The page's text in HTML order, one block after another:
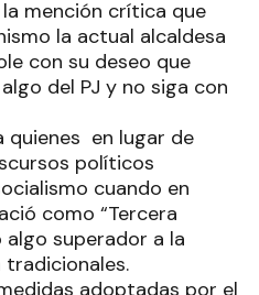
mención crítica que
la actual alcaldesa
con su deseo que
del PJ y no siga con
quienes en lugar de
políticos
cuando en
como “Tercera
algo superador a la
tradicionales.